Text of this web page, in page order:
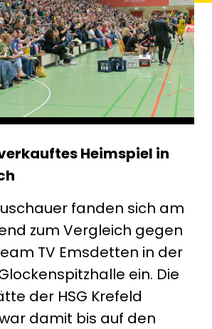
Heimspiel in
fanden sich am
zum Vergleich gegen
TV Emsdetten in der
ein. Die
der HSG Krefeld
damit bis auf den